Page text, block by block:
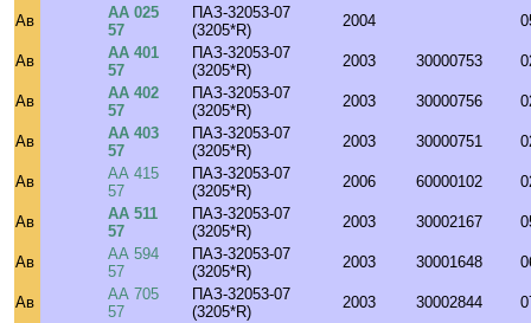
Ав
АА 025
57
ПАЗ-32053-07
(3205*R)
2004
Ав
АА 401
57
ПАЗ-32053-07
(3205*R)
2003 30000753
Ав
АА 402
57
ПАЗ-32053-07
(3205*R)
2003 30000756
Ав
АА 403
57
ПАЗ-32053-07
(3205*R)
2003 30000751
Ав
АА 415
57
ПАЗ-32053-07
(3205*R)
2006 60000102
Ав
АА 511
57
ПАЗ-32053-07
(3205*R)
2003 30002167
Ав
АА 594
57
ПАЗ-32053-07
(3205*R)
2003 30001648
Ав
АА 705
57
ПАЗ-32053-07
(3205*R)
2003 30002844